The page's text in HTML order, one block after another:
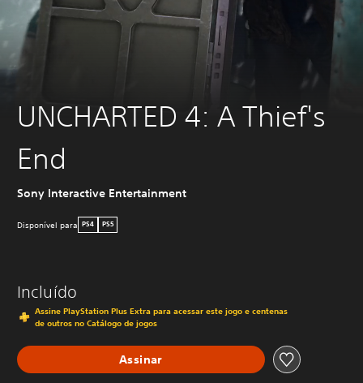
UNCHARTED 4: A Thief's
End
Sony Interactive Entertainment
Disponível para PS4 PS5
Incluído
Assine PlayStation Plus Extra para acessar este jogo e centenas
de outros no Catálogo de jogos
Assinar